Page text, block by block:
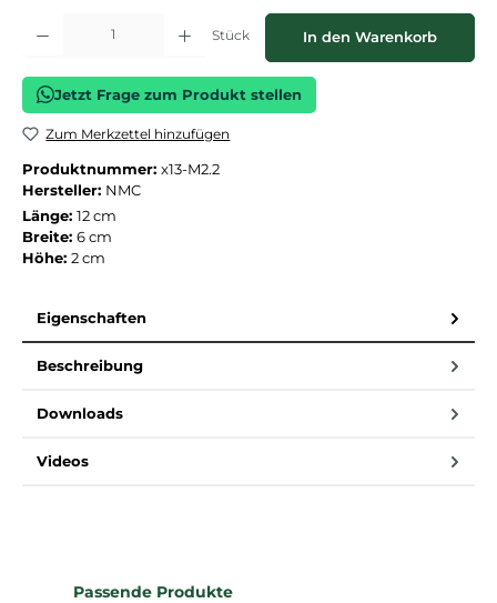
Produkt Anzahl: Gib den gewünschten Wert ein oder benutze die
Stück In den Warenkorb
Jetzt Frage zum Produkt stellen
Zum Merkzettel hinzufügen
Produktnummer: x13-M2.2
Hersteller: NMC
Länge: 12 cm
Breite: 6 cm
Höhe: 2 cm
Eigenschaften
Beschreibung
Downloads
Videos
Produktgalerie überspringen
Passende Produkte